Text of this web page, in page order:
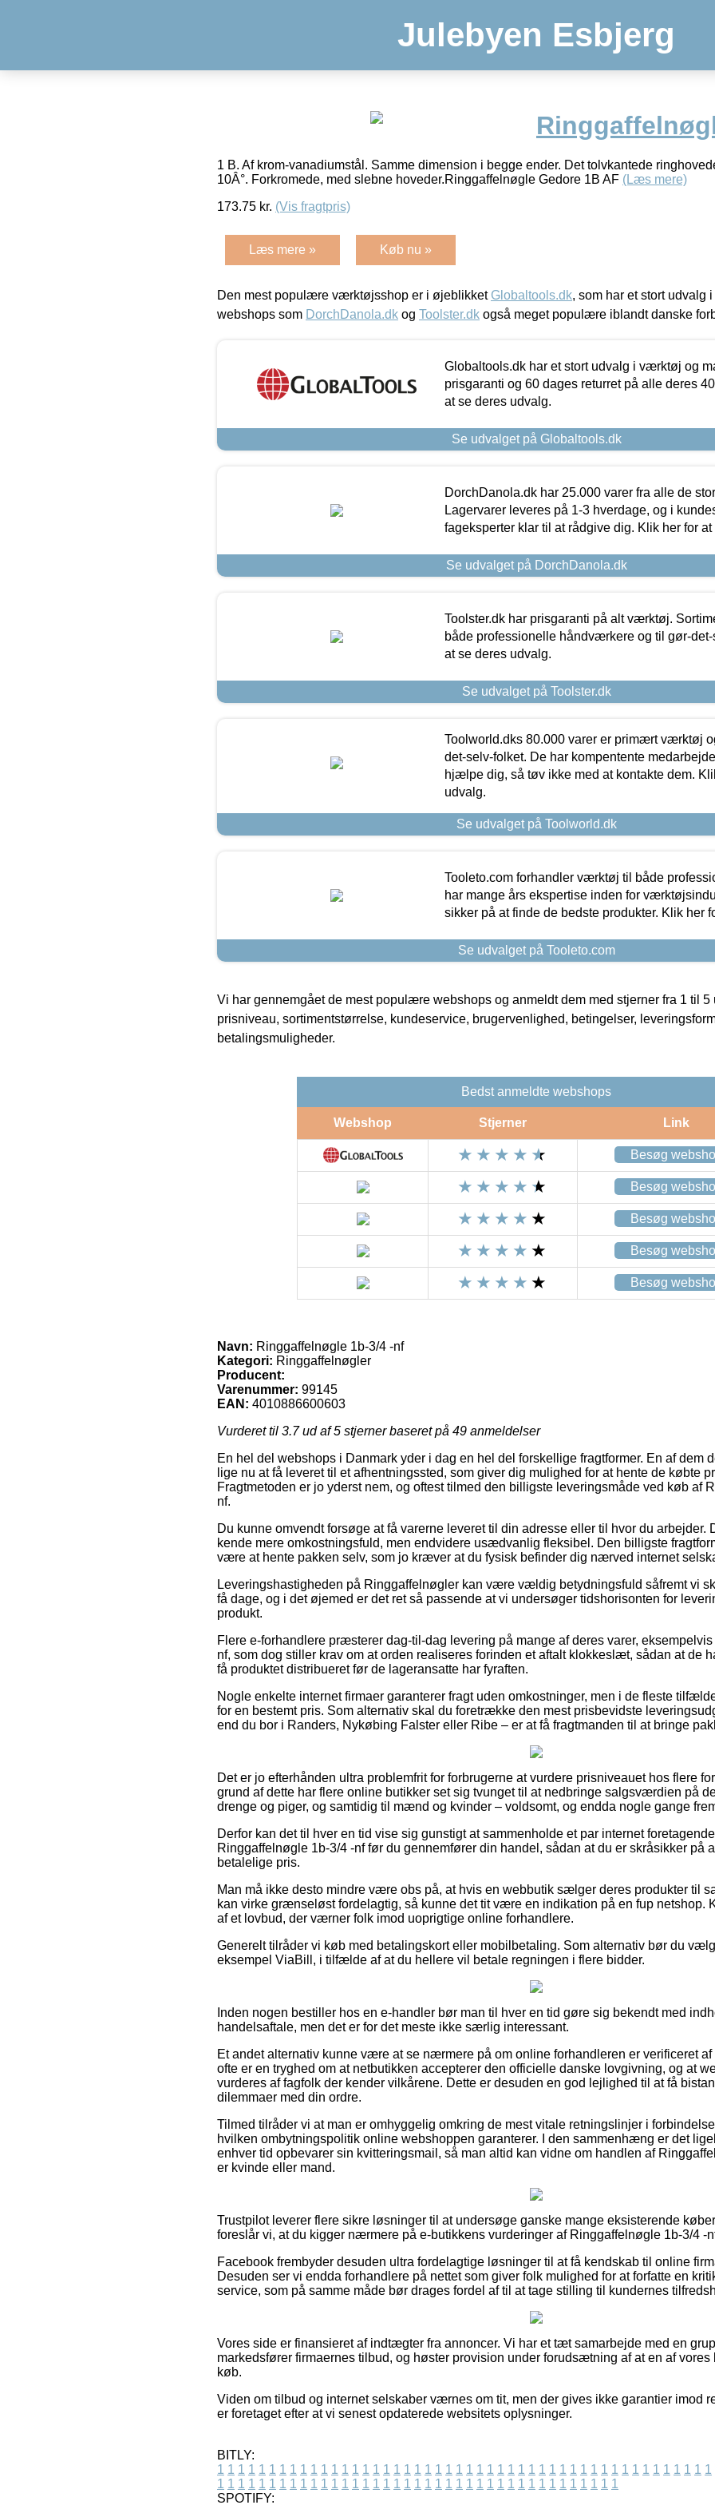
Julebyen Esbjerg
1 B. Af krom-vanadiumstål. Samme dimension i begge ender. Det tolvkantede
10Â°. Forkromede, med slebne hoveder.Ringgaffelnøgle Gedore 1B AF (Læs mere)
173.75 kr. (Vis fragtpris)
Læs mere » Køb nu »
Den mest populære værktøjsshop er i øjeblikket Globaltools.dk, som har et stort udvalg
webshops som DorchDanola.dk og Toolster.dk også meget populære iblandt danske
Globaltools.dk har et stort udvalg i værktøj og
prisgaranti og 60 dages returret på alle deres
at se deres udvalg.
Se udvalget på Globaltools.dk
DorchDanola.dk har 25.000 varer fra alle de
Lagervarer leveres på 1-3 hverdage, og i
fageksperter klar til at rådgive dig. Klik her for
Se udvalget på DorchDanola.dk
Toolster.dk har prisgaranti på alt værktøj.
både professionelle håndværkere og til gør-
at se deres udvalg.
Se udvalget på Toolster.dk
Toolworld.dks 80.000 varer er primært værktøj
det-selv-folket. De har kompentente
hjælpe dig, så tøv ikke med at kontakte dem.
udvalg.
Se udvalget på Toolworld.dk
Tooleto.com forhandler værktøj til både
har mange års ekspertise inden for
sikker på at finde de bedste produkter. Klik her
Se udvalget på Tooleto.com
Vi har gennemgået de mest populære webshops og anmeldt dem med stjerner fra 1 til 5
prisniveau, sortimentstørrelse, kundeservice, brugervenlighed, betingelser,
betalingsmuligheder.
Bedst anmeldte webshops
Webshop Stjerner Link
Besøg
Besøg
Besøg
Besøg
Besøg
Navn: Ringgaffelnøgle 1b-3/4 -nf
Kategori: Ringgaffelnøgler
Producent:
Varenummer: 99145
EAN: 4010886600603
Vurderet til 3.7ud af 5 stjerner baseret på 49 anmeldelser
En hel del webshops i Danmark yder i dag en hel del forskellige fragtformer. En af dem
lige nu at få leveret til et afhentningssted, som giver dig mulighed for at hente de købte
Fragtmetoden er jo yderst nem, og oftest tilmed den billigste leveringsmåde ved køb af
nf.
Du kunne omvendt forsøge at få varerne leveret til din adresse eller til hvor du arbejder.
kende mere omkostningsfuld, men endvidere usædvanlig fleksibel. Den billigste
være at hente pakken selv, som jo kræver at du fysisk befinder dig nærved internet
Leveringshastigheden på Ringgaffelnøgler kan være vældig betydningsfuld såfremt vi
få dage, og i det øjemed er det ret så passende at vi undersøger tidshorisonten for
produkt.
Flere e-forhandlere præsterer dag-til-dag levering på mange af deres varer,
nf, som dog stiller krav om at orden realiseres forinden et aftalt klokkeslæt, sådan at de
få produktet distribueret før de lageransatte har fyraften.
Nogle enkelte internet firmaer garanterer fragt uden omkostninger, men i de fleste
for en bestemt pris. Som alternativ skal du foretrække den mest prisbevidste
end du bor i Randers, Nykøbing Falster eller Ribe – er at få fragtmanden til at bringe
Det er jo efterhånden ultra problemfrit for forbrugerne at vurdere prisniveauet hos flere
grund af dette har flere online butikker set sig tvunget til at nedbringe salgsværdien på
drenge og piger, og samtidig til mænd og kvinder – voldsomt, og endda nogle gange
Derfor kan det til hver en tid vise sig gunstigt at sammenholde et par internet
Ringgaffelnøgle 1b-3/4 -nf før du gennemfører din handel, sådan at du er skråsikker på
betalelige pris.
Man må ikke desto mindre være obs på, at hvis en webbutik sælger deres produkter til
kan virke grænseløst fordelagtig, så kunne det tit være en indikation på en fup netshop.
af et lovbud, der værner folk imod uoprigtige online forhandlere.
Generelt tilråder vi køb med betalingskort eller mobilbetaling. Som alternativ bør du
eksempel ViaBill, i tilfælde af at du hellere vil betale regningen i flere bidder.
Inden nogen bestiller hos en e-handler bør man til hver en tid gøre sig bekendt med
handelsaftale, men det er for det meste ikke særlig interessant.
Et andet alternativ kunne være at se nærmere på om online forhandleren er verificeret
ofte er en tryghed om at netbutikken accepterer den officielle danske lovgivning, og at
vurderes af fagfolk der kender vilkårene. Dette er desuden en god lejlighed til at få
dilemmaer med din ordre.
Tilmed tilråder vi at man er omhyggelig omkring de mest vitale retningslinjer i
hvilken ombytningspolitik online webshoppen garanterer. I den sammenhæng er det
enhver tid opbevarer sin kvitteringsmail, så man altid kan vidne om handlen af
er kvinde eller mand.
Trustpilot leverer flere sikre løsninger til at undersøge ganske mange eksisterende
foreslår vi, at du kigger nærmere på e-butikkens vurderinger af Ringgaffelnøgle 1b-3/4 -
Facebook frembyder desuden ultra fordelagtige løsninger til at få kendskab til online
Desuden ser vi endda forhandlere på nettet som giver folk mulighed for at forfatte en
service, som på samme måde bør drages fordel af til at tage stilling til kundernes
Vores side er finansieret af indtægter fra annoncer. Vi har et tæt samarbejde med en
markedsfører firmaernes tilbud, og høster provision under forudsætning af at en af
køb.
Viden om tilbud og internet selskaber værnes om tit, men der gives ikke garantier imod
er foretaget efter at vi senest opdaterede websitets oplysninger.
BITLY:
1 1 1 1 1 1 1 1 1 1 1 1 1 1 1 1 1 1 1 1 1 1 1 1 1 1 1 1 1 1 1 1 1 1 1 1 1 1 1 1 1 1 1 1 1 1 1 1
1 1 1 1 1 1 1 1 1 1 1 1 1 1 1 1 1 1 1 1 1 1 1 1 1 1 1 1 1 1 1 1 1 1 1 1 1 1 1
SPOTIFY: